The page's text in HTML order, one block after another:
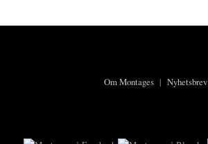
Om Montages| Nyhetsbrev